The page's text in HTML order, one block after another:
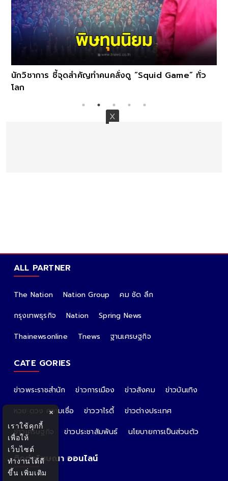
นักวิชาการ ชี้จุดสำคัญทำคนคลั่งดู “Squid Game” ทั่ว
โลก
ALL PARTNER
The Nation Nation Group
คม ชัด ลึก
กรุงเทพธุรกิจ
Nation
Spring News
Thainewsonline
Tnews ฐานเศรษฐกิจ
CATE GORIES
ข่าวพระราชสำนัก ข่าวการเมือง ข่าวสังคม
ข่าวบันเทิง
หวย ดวง ความเชื่อ
ข่าววาไรตี้
ข่าวต่างประเทศ
ข่าวเศรษฐกิจ
ข่าวประชาสัมพันธ์ นโยบายการเป็นส่วนตัว
ติดต่อโฆษณา ออนไลน์
×
เราใช้คุกกี้
เพื่อให้
เว็บไซต์
ทำงานได้ดี
ขึ้น เพิ่มเติม